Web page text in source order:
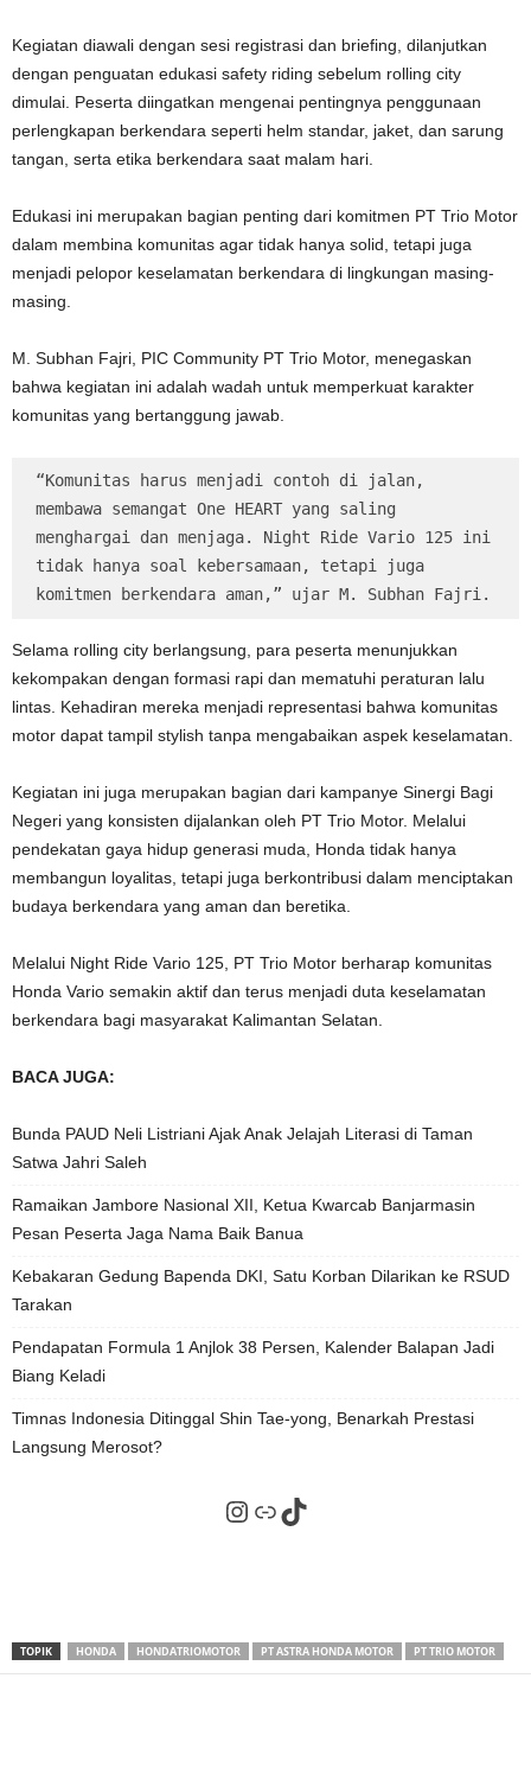
Kegiatan diawali dengan sesi registrasi dan briefing, dilanjutkan
dengan penguatan edukasi safety riding sebelum rolling city
dimulai. Peserta diingatkan mengenai pentingnya penggunaan
perlengkapan berkendara seperti helm standar, jaket, dan sarung
tangan, serta etika berkendara saat malam hari.
Edukasi ini merupakan bagian penting dari komitmen PT Trio Motor
dalam membina komunitas agar tidak hanya solid, tetapi juga
menjadi pelopor keselamatan berkendara di lingkungan masing-
masing.
M. Subhan Fajri, PIC Community PT Trio Motor, menegaskan
bahwa kegiatan ini adalah wadah untuk memperkuat karakter
komunitas yang bertanggung jawab.
“Komunitas harus menjadi contoh di jalan,
membawa semangat One HEART yang saling
menghargai dan menjaga. Night Ride Vario 125 ini
tidak hanya soal kebersamaan, tetapi juga
komitmen berkendara aman,” ujar M. Subhan Fajri.
Selama rolling city berlangsung, para peserta menunjukkan
kekompakan dengan formasi rapi dan mematuhi peraturan lalu
lintas. Kehadiran mereka menjadi representasi bahwa komunitas
motor dapat tampil stylish tanpa mengabaikan aspek keselamatan.
Kegiatan ini juga merupakan bagian dari kampanye Sinergi Bagi
Negeri yang konsisten dijalankan oleh PT Trio Motor. Melalui
pendekatan gaya hidup generasi muda, Honda tidak hanya
membangun loyalitas, tetapi juga berkontribusi dalam menciptakan
budaya berkendara yang aman dan beretika.
Melalui Night Ride Vario 125, PT Trio Motor berharap komunitas
Honda Vario semakin aktif dan terus menjadi duta keselamatan
berkendara bagi masyarakat Kalimantan Selatan.
BACA JUGA:
Bunda PAUD Neli Listriani Ajak Anak Jelajah Literasi di Taman
Satwa Jahri Saleh
Ramaikan Jambore Nasional XII, Ketua Kwarcab Banjarmasin
Pesan Peserta Jaga Nama Baik Banua
Kebakaran Gedung Bapenda DKI, Satu Korban Dilarikan ke RSUD
Tarakan
Pendapatan Formula 1 Anjlok 38 Persen, Kalender Balapan Jadi
Biang Keladi
Timnas Indonesia Ditinggal Shin Tae-yong, Benarkah Prestasi
Langsung Merosot?
Instagram
Tautan
TikTok
TOPIK HONDA HONDATRIOMOTOR PT ASTRA HONDA MOTOR PT TRIO MOTOR